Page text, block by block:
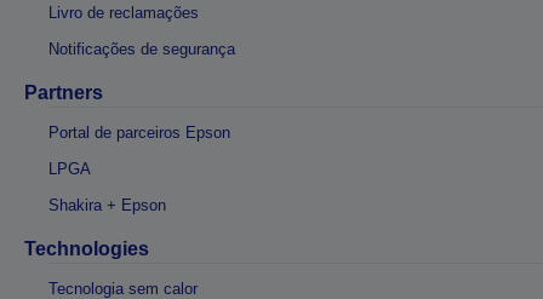
Livro de reclamações
Notificações de segurança
Partners
Portal de parceiros Epson
LPGA
Shakira + Epson
Technologies
Tecnologia sem calor